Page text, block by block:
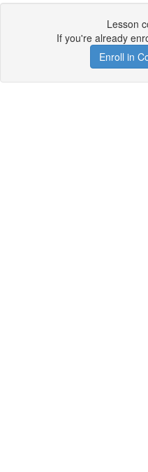
Lesson
If you're already
Enroll in